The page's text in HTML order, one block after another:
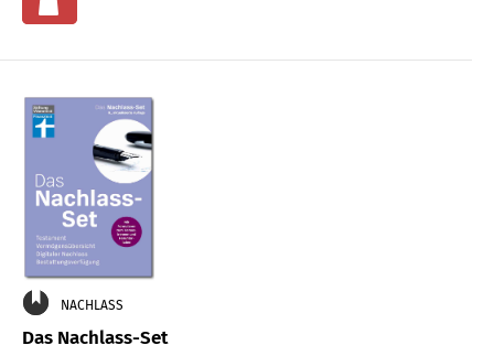
NACHLASS
Das Nachlass-Set